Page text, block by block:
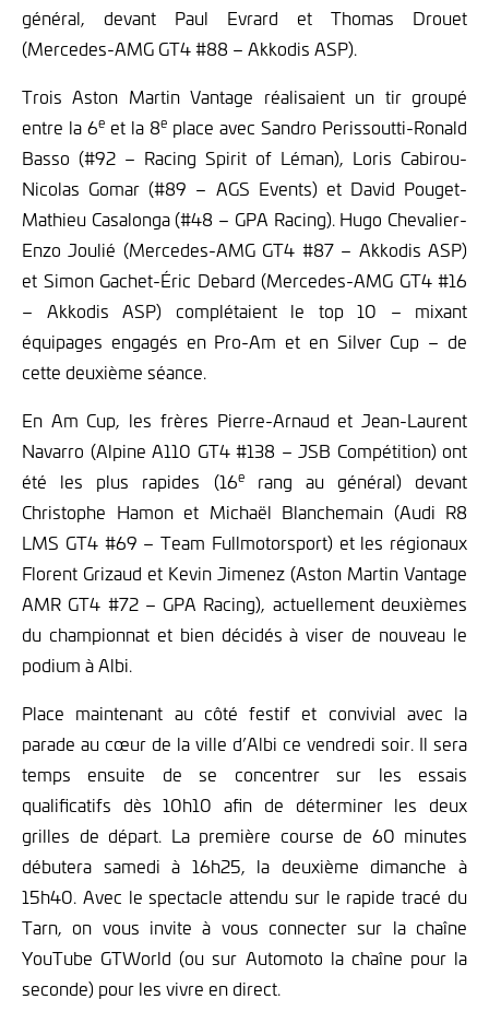
général, devant Paul Evrard et Thomas Drouet
(Mercedes-AMG GT4 #88 – Akkodis ASP).
Trois Aston Martin Vantage réalisaient un tir groupé
entre la 6e et la 8e place avec Sandro Perissoutti-Ronald
Basso (#92 – Racing Spirit of Léman), Loris Cabirou-
Nicolas Gomar (#89 – AGS Events) et David Pouget-
Mathieu Casalonga (#48 – GPA Racing). Hugo Chevalier-
Enzo Joulié (Mercedes-AMG GT4 #87 – Akkodis ASP)
et Simon Gachet-Éric Debard (Mercedes-AMG GT4 #16
– Akkodis ASP) complétaient le top 10 – mixant
équipages engagés en Pro-Am et en Silver Cup – de
cette deuxième séance.
En Am Cup, les frères Pierre-Arnaud et Jean-Laurent
Navarro (Alpine A110 GT4 #138 – JSB Compétition) ont
été les plus rapides (16erang au général) devant
Christophe Hamon et Michaël Blanchemain (Audi R8
LMS GT4 #69 – Team Fullmotorsport) et les régionaux
Florent Grizaud et Kevin Jimenez (Aston Martin Vantage
AMR GT4 #72 – GPA Racing), actuellement deuxièmes
du championnat et bien décidés à viser de nouveau le
podium à Albi.
Place maintenant au côté festif et convivial avec la
parade au cœur de la ville d’Albi ce vendredi soir. Il sera
temps ensuite de se concentrer sur les essais
qualificatifs dès 10h10 afin de déterminer les deux
grilles de départ. La première course de 60 minutes
débutera samedi à 16h25, la deuxième dimanche à
15h40. Avec le spectacle attendu sur le rapide tracé du
Tarn, on vous invite à vous connecter sur la chaîne
YouTube GTWorld (ou sur Automoto la chaîne pour la
seconde) pour les vivre en direct.